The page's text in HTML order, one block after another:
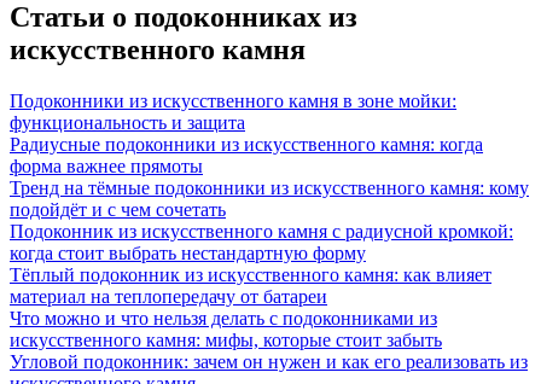
Статьи о подоконниках из
искусственного камня
Подоконники из искусственного камня в зоне мойки:
функциональность и защита
Радиусные подоконники из искусственного камня: когда
форма важнее прямоты
Тренд на тёмные подоконники из искусственного камня: кому
подойдёт и с чем сочетать
Подоконник из искусственного камня с радиусной кромкой:
когда стоит выбрать нестандартную форму
Тёплый подоконник из искусственного камня: как влияет
материал на теплопередачу от батареи
Что можно и что нельзя делать с подоконниками из
искусственного камня: мифы, которые стоит забыть
Угловой подоконник: зачем он нужен и как его реализовать из